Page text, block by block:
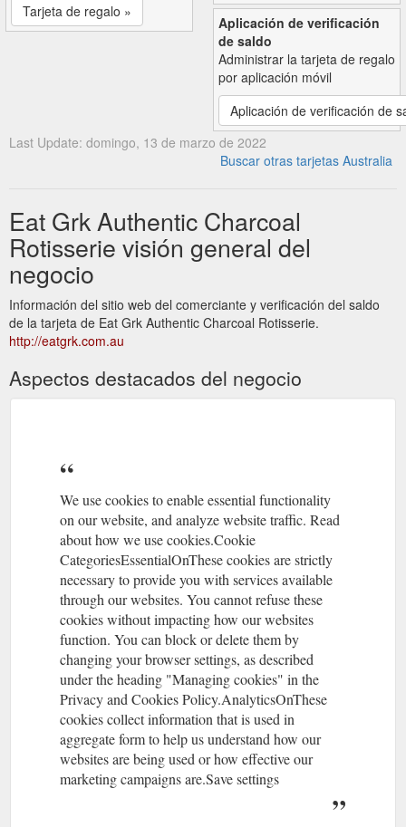
Tarjeta de regalo »
Aplicación de verificación
de saldo
Administrar la tarjeta de regalo
por aplicación móvil
Aplicación de verificación de
Last Update: domingo, 13 de marzo de 2022
Buscar otras tarjetas Australia
Eat Grk Authentic Charcoal
Rotisserie visión general del
negocio
Información del sitio web del comerciante y verificación del saldo
de la tarjeta de Eat Grk Authentic Charcoal Rotisserie.
http://eatgrk.com.au
Aspectos destacados del negocio
We use cookies to enable essential functionality
on our website, and analyze website traffic. Read
about how we use cookies.Cookie
CategoriesEssentialOnThese cookies are strictly
necessary to provide you with services available
through our websites. You cannot refuse these
cookies without impacting how our websites
function. You can block or delete them by
changing your browser settings, as described
under the heading "Managing cookies" in the
Privacy and Cookies Policy.AnalyticsOnThese
cookies collect information that is used in
aggregate form to help us understand how our
websites are being used or how effective our
marketing campaigns are.Save settings